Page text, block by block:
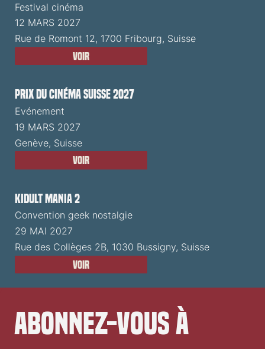
Festival cinéma
12 MARS 2027
Rue de Romont 12, 1700 Fribourg, Suisse
Voir
Prix du Cinéma Suisse 2027
Evénement
19 MARS 2027
Genève, Suisse
Voir
Kidult Mania 2
Convention geek nostalgie
29 MAI 2027
Rue des Collèges 2B, 1030 Bussigny, Suisse
Voir
Abonnez-vous à